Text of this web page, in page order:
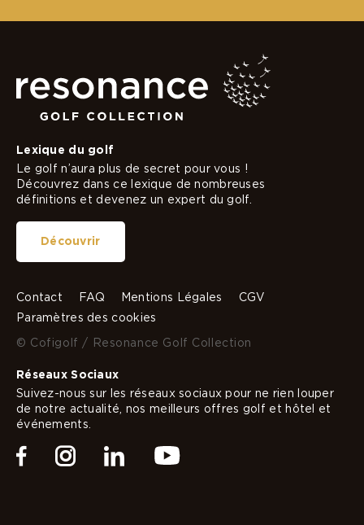
Lexique du golf
Le golf n’aura plus de secret pour vous !
Découvrez dans ce lexique de nombreuses
définitions et devenez un expert du golf.
Découvrir
Contact FAQ Mentions Légales
CGV
Paramètres des cookies
© Cofigolf / Resonance Golf Collection
Réseaux Sociaux
Suivez-nous sur les réseaux sociaux pour ne rien louper
de notre actualité, nos meilleurs offres golf et hôtel et
événements.
FacebookInstagramLinkedin
Youtube